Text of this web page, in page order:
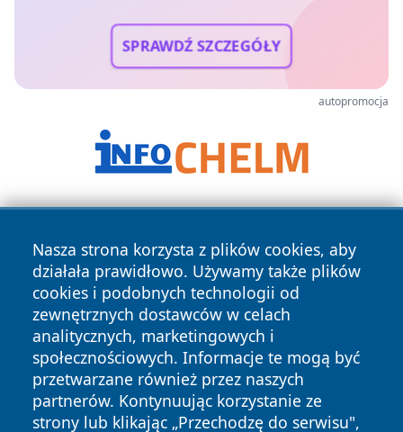
SPRAWDŹ SZCZEGÓŁY
autopromocja
Nasza strona korzysta z plików cookies, aby
działała prawidłowo. Używamy także plików
cookies i podobnych technologii od
zewnętrznych dostawców w celach
analitycznych, marketingowych i
społecznościowych. Informacje te mogą być
przetwarzane również przez naszych
partnerów. Kontynuując korzystanie ze
strony lub klikając „Przechodzę do serwisu",
Copyright © 2026 katowicelove.pl Wszystkie prawa
zastrzeżone.
News Autorzy
Polityka
Prywatności
Polityka
Cookies